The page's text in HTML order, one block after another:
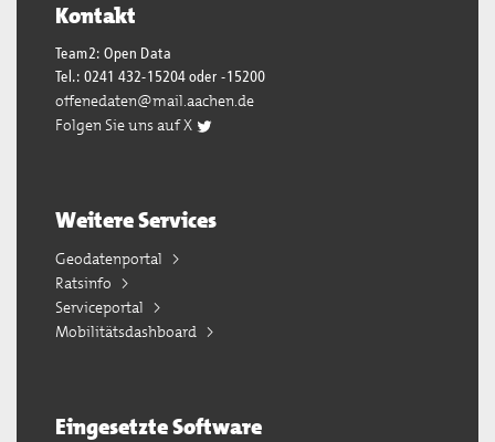
Kontakt
Team2: Open Data
Tel.: 0241 432-15204 oder -15200
offenedaten@mail.aachen.de
Folgen Sie uns auf X
Weitere Services
Geodatenportal
Ratsinfo
Serviceportal
Mobilitätsdashboard
Eingesetzte Software